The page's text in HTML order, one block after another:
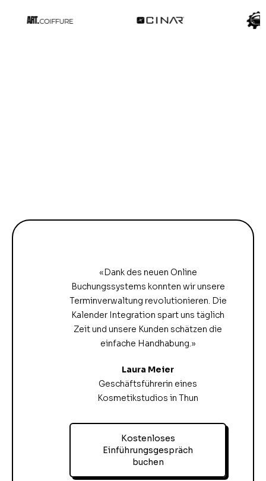
«Dank des neuen Online
Buchungssystems konnten wir unsere
Terminverwaltung revolutionieren. Die
Kalender Integration spart uns täglich
Zeit und unsere Kunden schätzen die
einfache Handhabung.»
Laura Meier
Geschäftsführerin eines
Kosmetikstudios in Thun
Kostenloses
Einführungsgespräch
buchen